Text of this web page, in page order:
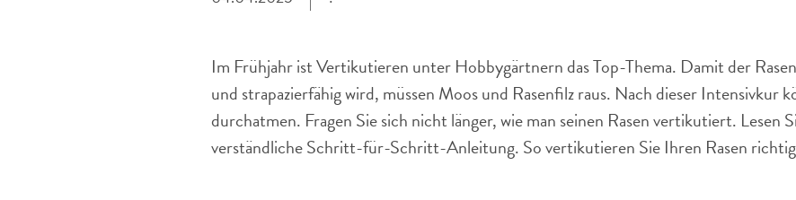
Im Frühjahr ist Vertikutieren unter Hobbygärtnern das Top-Thema. Damit der
und strapazierfähig wird, müssen Moos und Rasenfilz raus. Nach dieser Intensivkur
durchatmen. Fragen Sie sich nicht länger, wie man seinen Rasen vertikutiert. Lesen
verständliche Schritt-für-Schritt-Anleitung. So vertikutieren Sie Ihren Rasen